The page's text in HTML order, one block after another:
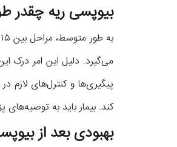
بیوپسی ریه چقدر
می‌گیرد. دلیل این امر درک
پیگیری‌ها و کنترل‌های لازم
کند. بیمار باید به
بهبودی بعد از